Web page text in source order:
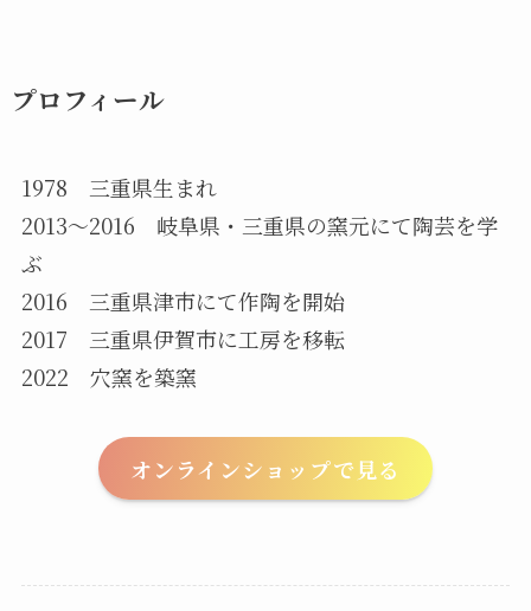
プロフィール
1978 三重県生まれ
2013〜2016 岐阜県・三重県の窯元にて陶芸を学
ぶ
2016 三重県津市にて作陶を開始
2017 三重県伊賀市に工房を移転
2022 穴窯を築窯
オンラインショップで見る